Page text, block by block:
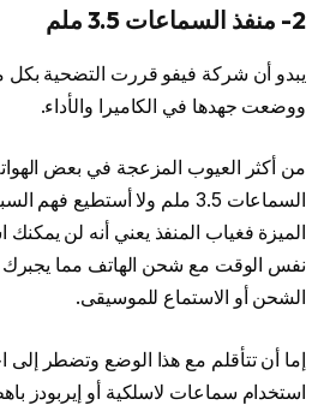
2- منفذ السماعات 3.5 ملم
يبدو أن شركة فيفو قررت التضحية
ووضعت جهدها في الكاميرا والأداء.
من أكثر العيوب المزعجة في بعض
السماعات 3.5 ملم ولا أستطيع
الميزة فغياب المنفذ يعني أنه لن
نفس الوقت مع شحن الهاتف مما يجبرك
الشحن أو الاستماع للموسيقى.
إما أن تتأقلم مع هذا الوضع وتضطر إلى
استخدام سماعات لاسلكية أو إيربودز